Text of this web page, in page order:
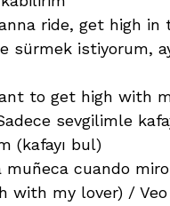
ride, get high in
sürmek istiyorum, ay
to get high with
sevgilimle
(kafayı bul)
muñeca cuando
with my lover) /